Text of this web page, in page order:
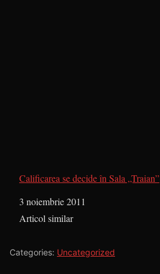
Calificarea se decide în Sala „Traian”
Dată
3 noiembrie 2011
În legătură cu
Articol similar
Categories: Uncategorized